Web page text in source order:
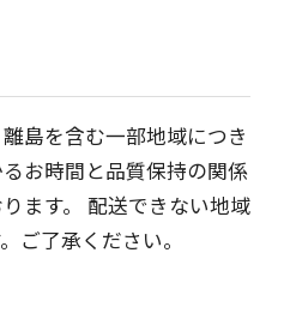
島を含む一部地域につき
お時間と品質保持の関係
ます。 配送できない地域
ご了承ください。